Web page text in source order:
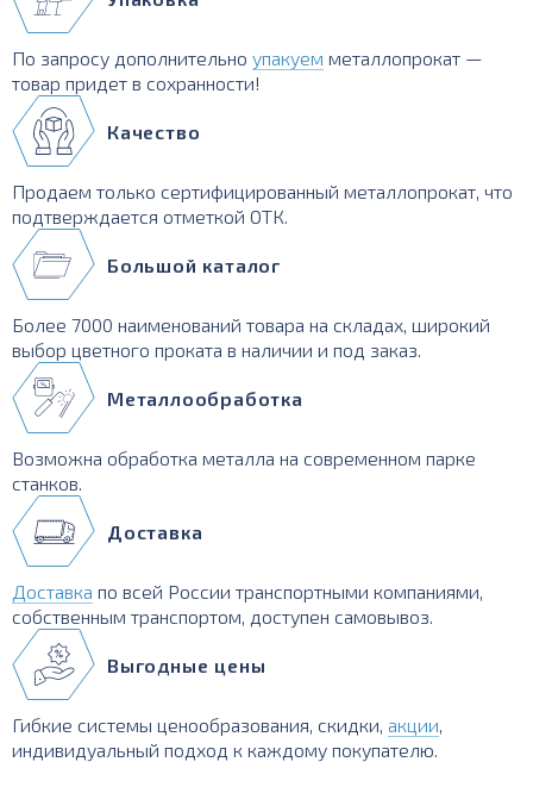
По запросу дополнительно упакуем металлопрокат —
товар придет в сохранности!
Качество
Продаем только сертифицированный металлопрокат, что
подтверждается отметкой ОТК.
Большой каталог
Более 7000 наименований товара на складах, широкий
выбор цветного проката в наличии и под заказ.
Металлообработка
Возможна обработка металла на современном парке
станков.
Доставка
Доставка по всей России транспортными компаниями,
собственным транспортом, доступен самовывоз.
Выгодные цены
Гибкие системы ценообразования, скидки, акции,
индивидуальный подход к каждому покупателю.